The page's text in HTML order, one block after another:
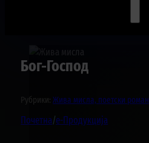
Бог-Господ
Рубрики:Жива мисла, поетски роман
Почетна/е-Продукција